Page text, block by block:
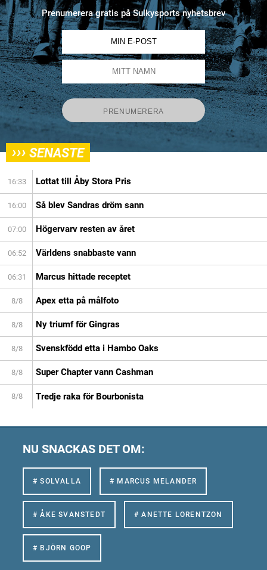
Prenumerera gratis på Sulkysports nyhetsbrev
››› SENASTE
16:33 Lottat till Åby Stora Pris
16:00 Så blev Sandras dröm sann
07:00 Högervarv resten av året
06:52 Världens snabbaste vann
06:31 Marcus hittade receptet
8/8 Apex etta på målfoto
8/8 Ny triumf för Gingras
8/8 Svenskfödd etta i Hambo Oaks
8/8 Super Chapter vann Cashman
8/8 Tredje raka för Bourbonista
NU SNACKAS DET OM:
# SOLVALLA # MARCUS MELANDER
# ÅKE SVANSTEDT # ANETTE LORENTZON
# BJÖRN GOOP